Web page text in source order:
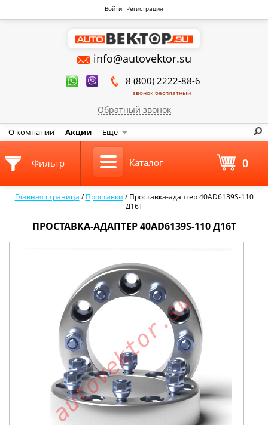
Войти Регистрация
info@autovektor.su
8 (800) 2222-88-6
звонок бесплатный
Обратный звонок
О компании Акции Еще
Главная страница /Проставки /Проставка-адаптер 40AD6139S-110
Д16Т
ПРОСТАВКА-АДАПТЕР 40AD6139S-110 Д16Т
Фильтр Каталог 0